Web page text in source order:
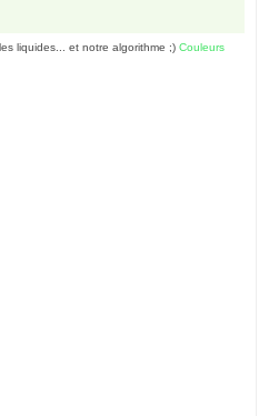
liquides... et notre algorithme ;) Couleurs